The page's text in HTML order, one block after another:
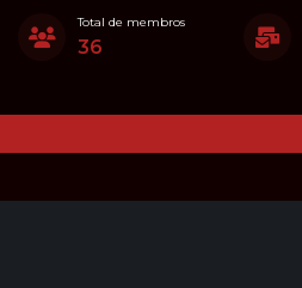
Total de membros
36